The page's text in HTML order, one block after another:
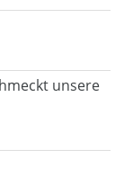
unsere